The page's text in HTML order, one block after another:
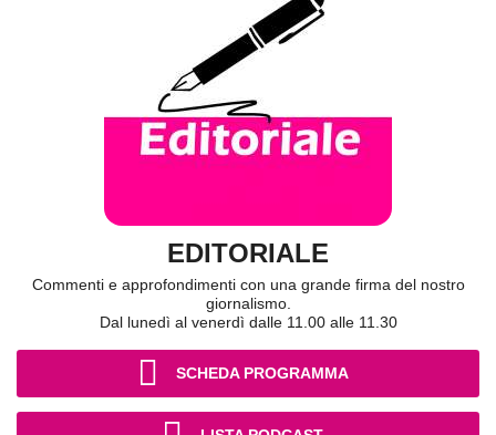
EDITORIALE
Commenti e approfondimenti con una grande firma del nostro
giornalismo.
Dal lunedì al venerdì dalle 11.00 alle 11.30
SCHEDA PROGRAMMA